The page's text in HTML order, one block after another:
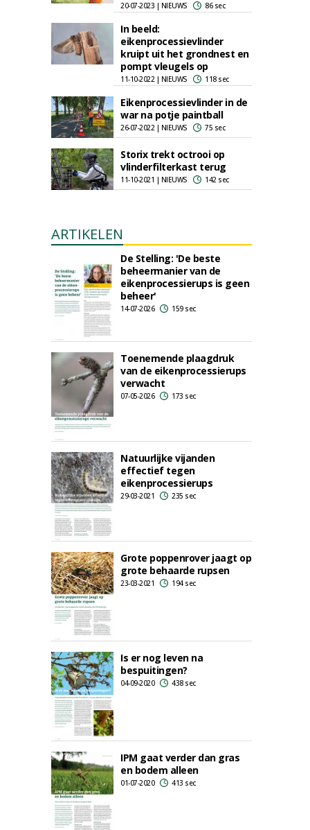
20-07-2023 | NIEUWS 86 sec
In beeld:
eikenprocessievlinder
kruipt uit het grondnest en
pompt vleugels op
11-10-2022 | NIEUWS 118 sec
Eikenprocessievlinder in de
war na potje paintball
26-07-2022 | NIEUWS 75 sec
Storix trekt octrooi op
vlinderfilterkast terug
11-10-2021 | NIEUWS 142 sec
ARTIKELEN
De Stelling: 'De beste
beheermanier van de
eikenprocessierups is geen
beheer'
14-07-2026 159 sec
Toenemende plaagdruk
van de eikenprocessierups
verwacht
07-05-2026 173 sec
Natuurlijke vijanden
effectief tegen
eikenprocessierups
29-03-2021 235 sec
Grote poppenrover jaagt op
grote behaarde rupsen
23-03-2021 194 sec
Is er nog leven na
bespuitingen?
04-09-2020 438 sec
IPM gaat verder dan gras
en bodem alleen
01-07-2020 413 sec